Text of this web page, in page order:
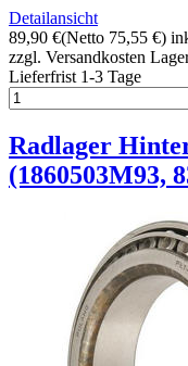
Detailansicht
89,90 €(Netto 75,55 €)
zzgl. Versandkosten
Lieferfrist 1-3 Tage
Radlager
(1860503M93,